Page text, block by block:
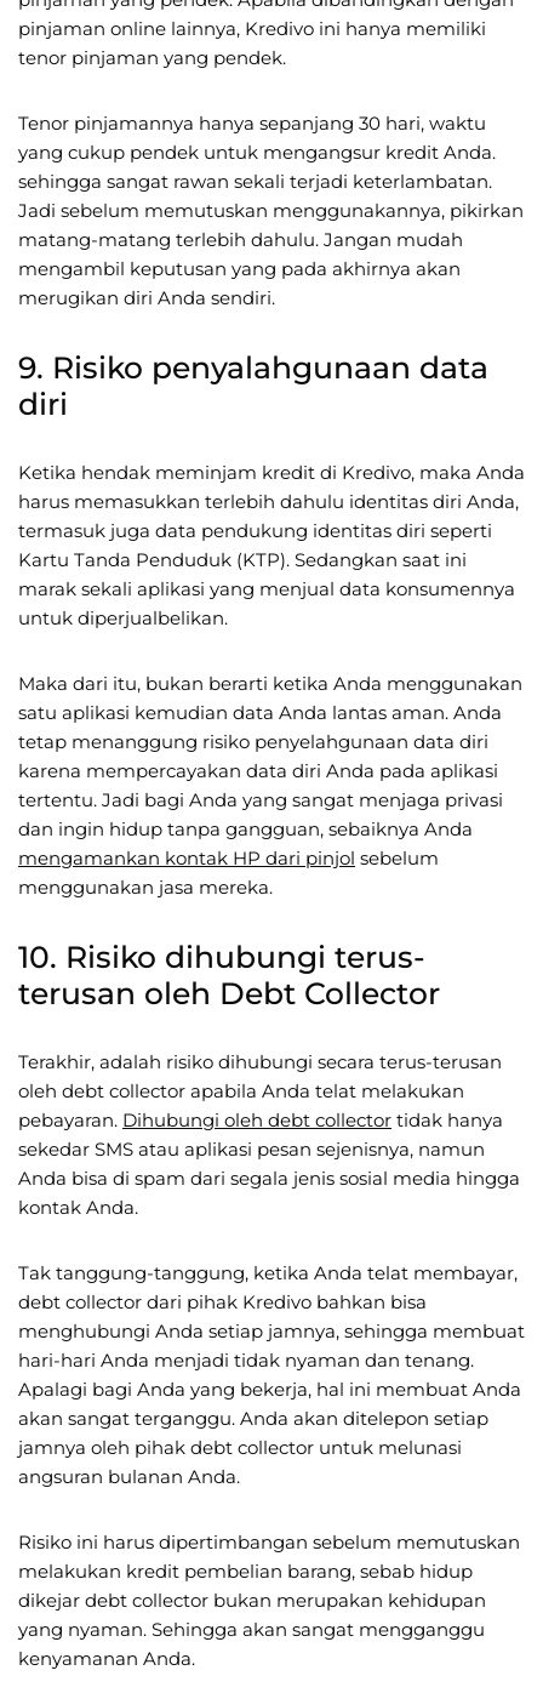
pinjaman online lainnya, Kredivo ini hanya memiliki
tenor pinjaman yang pendek.
Tenor pinjamannya hanya sepanjang 30 hari, waktu
yang cukup pendek untuk mengangsur kredit Anda.
sehingga sangat rawan sekali terjadi keterlambatan.
Jadi sebelum memutuskan menggunakannya, pikirkan
matang-matang terlebih dahulu. Jangan mudah
mengambil keputusan yang pada akhirnya akan
merugikan diri Anda sendiri.
9. Risiko penyalahgunaan data
diri
Ketika hendak meminjam kredit di Kredivo, maka Anda
harus memasukkan terlebih dahulu identitas diri Anda,
termasuk juga data pendukung identitas diri seperti
Kartu Tanda Penduduk (KTP). Sedangkan saat ini
marak sekali aplikasi yang menjual data konsumennya
untuk diperjualbelikan.
Maka dari itu, bukan berarti ketika Anda menggunakan
satu aplikasi kemudian data Anda lantas aman. Anda
tetap menanggung risiko penyelahgunaan data diri
karena mempercayakan data diri Anda pada aplikasi
tertentu. Jadi bagi Anda yang sangat menjaga privasi
dan ingin hidup tanpa gangguan, sebaiknya Anda
mengamankan kontak HP dari pinjol sebelum
menggunakan jasa mereka.
10. Risiko dihubungi terus-
terusan oleh Debt Collector
Terakhir, adalah risiko dihubungi secara terus-terusan
oleh debt collector apabila Anda telat melakukan
pebayaran. Dihubungi oleh debt collector tidak hanya
sekedar SMS atau aplikasi pesan sejenisnya, namun
Anda bisa di spam dari segala jenis sosial media hingga
kontak Anda.
Tak tanggung-tanggung, ketika Anda telat membayar,
debt collector dari pihak Kredivo bahkan bisa
menghubungi Anda setiap jamnya, sehingga membuat
hari-hari Anda menjadi tidak nyaman dan tenang.
Apalagi bagi Anda yang bekerja, hal ini membuat Anda
akan sangat terganggu. Anda akan ditelepon setiap
jamnya oleh pihak debt collector untuk melunasi
angsuran bulanan Anda.
Risiko ini harus dipertimbangan sebelum memutuskan
melakukan kredit pembelian barang, sebab hidup
dikejar debt collector bukan merupakan kehidupan
yang nyaman. Sehingga akan sangat mengganggu
kenyamanan Anda.